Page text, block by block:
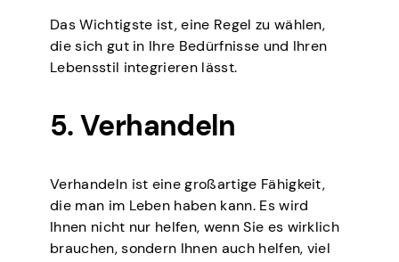
Das Wichtigste ist, eine Regel zu wählen,
die sich gut in Ihre Bedürfnisse und Ihren
Lebensstil integrieren lässt.
5. Verhandeln
Verhandeln ist eine großartige Fähigkeit,
die man im Leben haben kann. Es wird
Ihnen nicht nur helfen, wenn Sie es wirklich
brauchen, sondern Ihnen auch helfen, viel